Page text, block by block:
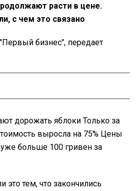
расти в цене.
с чем это связано
"Первый бизнес", передает
дорожать яблоки Только за
выросла на 75% Цены
больше 100 гривен за
это тем, что закончились